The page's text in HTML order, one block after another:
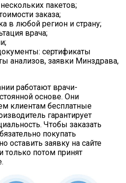
пакетов;
заказа;
в любой регион и страну;
врача;
сертификаты
анализов, заявки Минздрава,
работают врачи-
основе. Они
клиентам бесплатные
гарантирует
Чтобы заказать
покупать
оставить заявку на сайте
только потом принят